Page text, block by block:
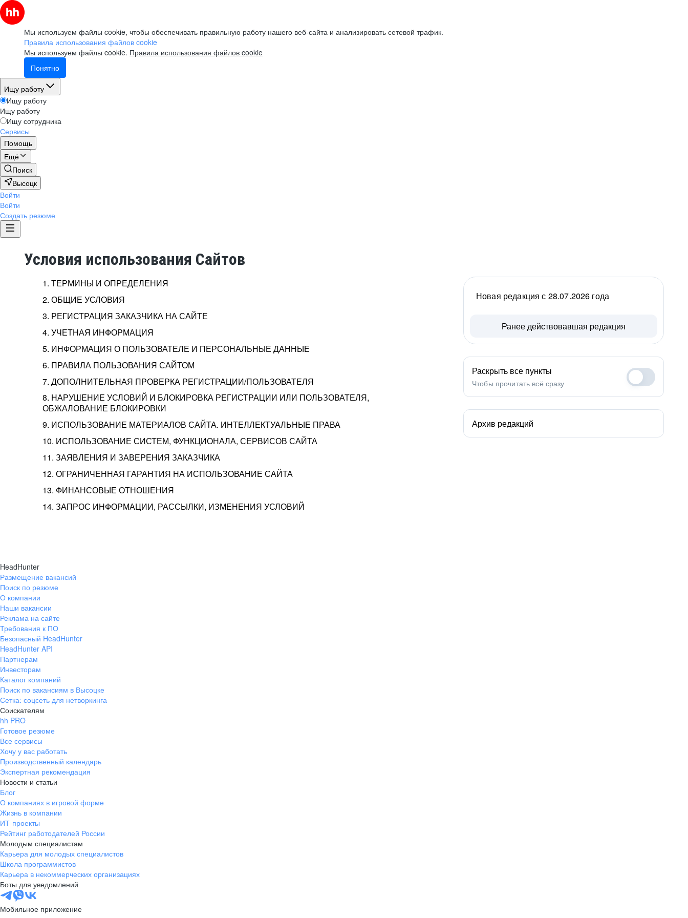
Мы используем файлы cookie, чтобы обеспечивать правильную работу нашего веб-сайта и анализировать сетевой трафик.
Правила использования файлов cookie
Мы используем файлы cookie. Правила использования файлов cookie
Понятно
Ищу работу
Ищу работу
Ищу работу
Ищу сотрудника
Сервисы
Помощь
Ещё
Поиск
Высоцк
Войти
Войти
Создать резюме
Условия использования Сайтов
1. ТЕРМИНЫ И ОПРЕДЕЛЕНИЯ
2. ОБЩИЕ УСЛОВИЯ
3. РЕГИСТРАЦИЯ ЗАКАЗЧИКА НА САЙТЕ
4. УЧЕТНАЯ ИНФОРМАЦИЯ
5. ИНФОРМАЦИЯ О ПОЛЬЗОВАТЕЛЕ И ПЕРСОНАЛЬНЫЕ ДАННЫЕ
6. ПРАВИЛА ПОЛЬЗОВАНИЯ САЙТОМ
7. ДОПОЛНИТЕЛЬНАЯ ПРОВЕРКА РЕГИСТРАЦИИ/ПОЛЬЗОВАТЕЛЯ
8. НАРУШЕНИЕ УСЛОВИЙ И БЛОКИРОВКА РЕГИСТРАЦИИ ИЛИ ПОЛЬЗОВАТЕЛЯ,
ОБЖАЛОВАНИЕ БЛОКИРОВКИ
9. ИСПОЛЬЗОВАНИЕ МАТЕРИАЛОВ САЙТА. ИНТЕЛЛЕКТУАЛЬНЫЕ ПРАВА
10. ИСПОЛЬЗОВАНИЕ СИСТЕМ, ФУНКЦИОНАЛА, СЕРВИСОВ САЙТА
11. ЗАЯВЛЕНИЯ И ЗАВЕРЕНИЯ ЗАКАЗЧИКА
12. ОГРАНИЧЕННАЯ ГАРАНТИЯ НА ИСПОЛЬЗОВАНИЕ САЙТА
13. ФИНАНСОВЫЕ ОТНОШЕНИЯ
14. ЗАПРОС ИНФОРМАЦИИ, РАССЫЛКИ, ИЗМЕНЕНИЯ УСЛОВИЙ
Новая редакция с 28.07.2026 года
Ранее действовавшая редакция
Раскрыть все пункты
Чтобы прочитать всё сразу
Архив редакций
HeadHunter
Размещение вакансий
Поиск по резюме
О компании
Наши вакансии
Реклама на сайте
Требования к ПО
Безопасный HeadHunter
HeadHunter API
Партнерам
Инвесторам
Каталог компаний
Поиск по вакансиям в Высоцке
Сетка: соцсеть для нетворкинга
Соискателям
hh PRO
Готовое резюме
Все сервисы
Хочу у вас работать
Производственный календарь
Экспертная рекомендация
Новости и статьи
Блог
О компаниях в игровой форме
Жизнь в компании
ИТ-проекты
Рейтинг работодателей России
Молодым специалистам
Карьера для молодых специалистов
Школа программистов
Карьера в некоммерческих организациях
Боты для уведомлений
Мобильное приложение